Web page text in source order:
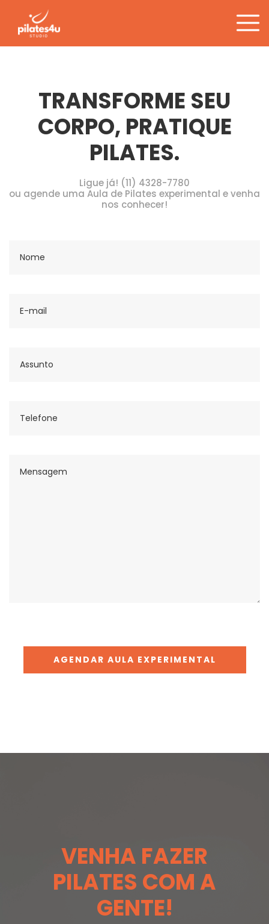
conteúdo
Tag:
TRANSFORME SEU
CORPO, PRATIQUE
PILATES.
Ligue já! (11) 4328-7780
ou agende uma Aula de Pilates experimental e venha
nos conhecer!
VENHA FAZER
PILATES COM A
GENTE!